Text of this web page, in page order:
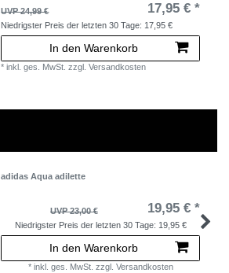
UVP 24,99 € 17,95 € *
Niedrigster Preis der letzten 30 Tage: 17,95 €
In den Warenkorb
*inkl. ges. MwSt. zzgl.Versandkosten
adidas Aqua adilette
UVP 23,00 € 19,95 € *
Niedrigster Preis der letzten 30 Tage: 19,95 €
In den Warenkorb
* inkl. ges. MwSt. zzgl. Versandkosten